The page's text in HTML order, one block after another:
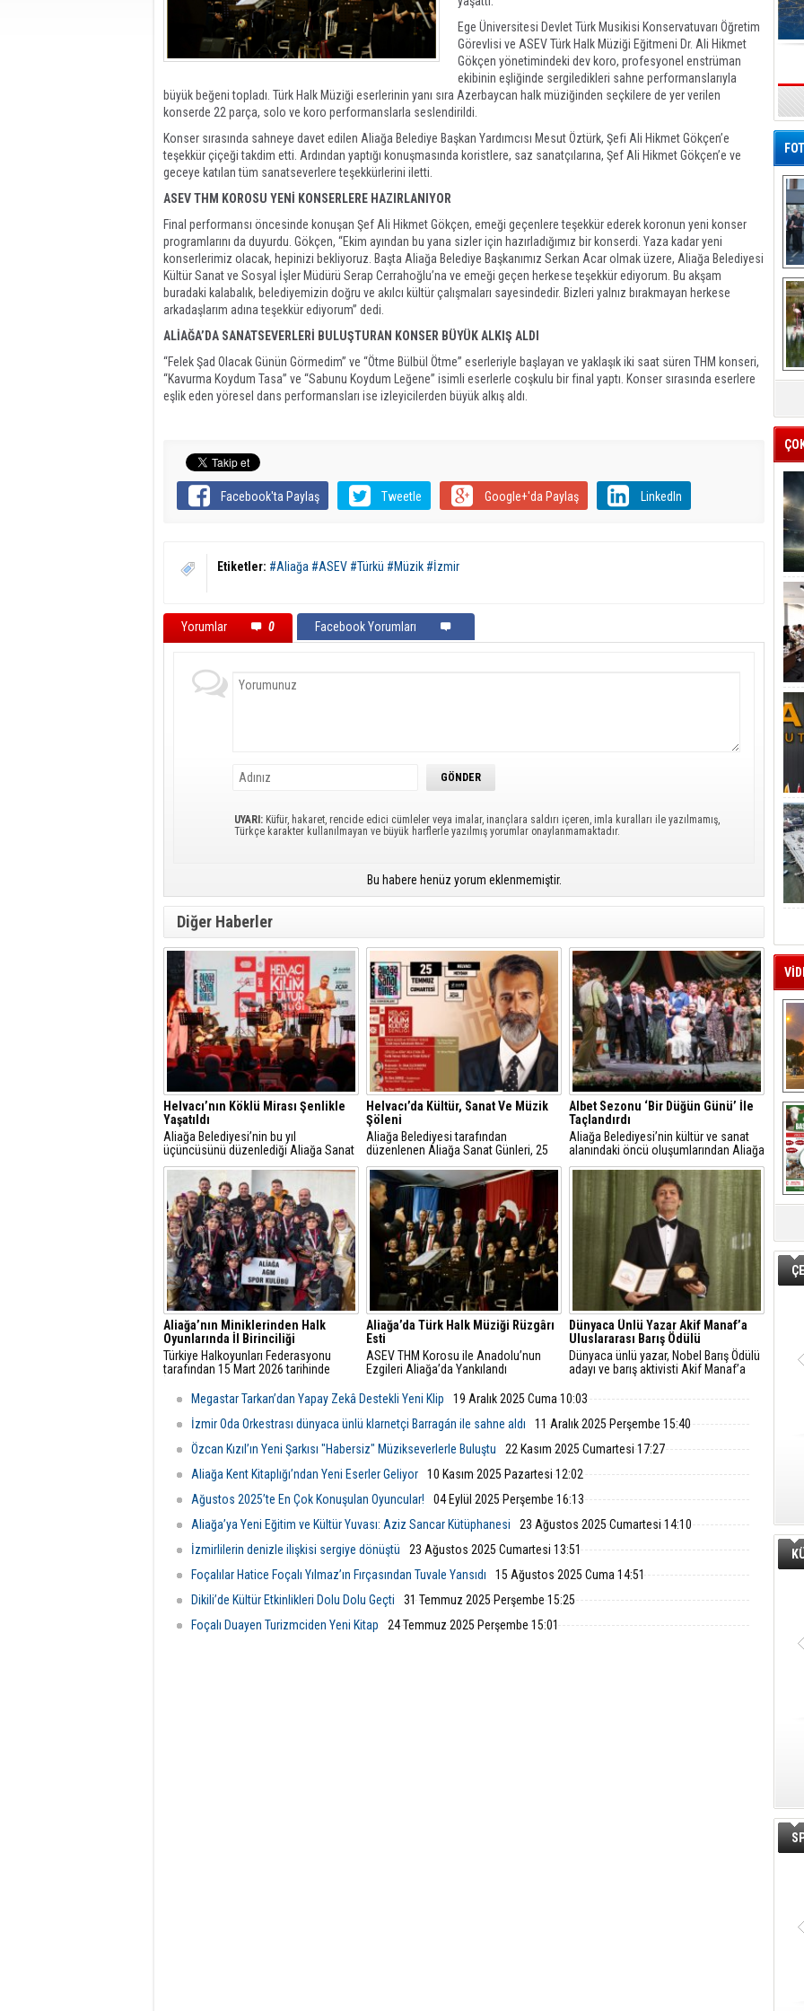
Ege Üniversitesi Devlet Türk Musikisi Konservatuvarı Öğretim
Görevlisi ve ASEV Türk Halk Müziği Eğitmeni Dr. Ali Hikmet
Gökçen yönetimindeki dev koro, profesyonel enstrüman
ekibinin eşliğinde sergiledikleri sahne performanslarıyla
büyük beğeni topladı. Türk Halk Müziği eserlerinin yanı sıra Azerbaycan halk müziğinden seçkilere de yer verilen
konserde 22 parça, solo ve koro performanslarla seslendirildi.
Konser sırasında sahneye davet edilen Aliağa Belediye Başkan Yardımcısı Mesut Öztürk, Şefi Ali Hikmet Gökçen’e
teşekkür çiçeği takdim etti. Ardından yaptığı konuşmasında koristlere, saz sanatçılarına, Şef Ali Hikmet Gökçen’e ve
geceye katılan tüm sanatseverlere teşekkürlerini iletti.
ASEV THM KOROSU YENİ KONSERLERE HAZIRLANIYOR
Final performansı öncesinde konuşan Şef Ali Hikmet Gökçen, emeği geçenlere teşekkür ederek koronun yeni konser
programlarını da duyurdu. Gökçen, “Ekim ayından bu yana sizler için hazırladığımız bir konserdi. Yaza kadar yeni
konserlerimiz olacak, hepinizi bekliyoruz. Başta Aliağa Belediye Başkanımız Serkan Acar olmak üzere, Aliağa Belediyesi
Kültür Sanat ve Sosyal İşler Müdürü Serap Cerrahoğlu’na ve emeği geçen herkese teşekkür ediyorum. Bu akşam
buradaki kalabalık, belediyemizin doğru ve akılcı kültür çalışmaları sayesindedir. Bizleri yalnız bırakmayan herkese
arkadaşlarım adına teşekkür ediyorum” dedi.
ALİAĞA’DA SANATSEVERLERİ BULUŞTURAN KONSER BÜYÜK ALKIŞ ALDI
“Felek Şad Olacak Günün Görmedim” ve “Ötme Bülbül Ötme” eserleriyle başlayan ve yaklaşık iki saat süren THM konseri,
“Kavurma Koydum Tasa” ve “Sabunu Koydum Leğene” isimli eserlerle coşkulu bir final yaptı. Konser sırasında eserlere
eşlik eden yöresel dans performansları ise izleyicilerden büyük alkış aldı.
Facebook'ta Paylaş Tweetle Google+'da Paylaş LinkedIn
Etiketler: #Aliağa #ASEV #Türkü #Müzik #İzmir
Yorumlar 0 Facebook Yorumları
UYARI: Küfür, hakaret, rencide edici cümleler veya imalar, inançlara saldırı içeren, imla kuralları ile yazılmamış,
Türkçe karakter kullanılmayan ve büyük harflerle yazılmış yorumlar onaylanmamaktadır.
Bu habere henüz yorum eklenmemiştir.
Diğer Haberler
Helvacı’nın Köklü Mirası Şenlikle
Yaşatıldı
Aliağa Belediyesi’nin bu yıl
üçüncüsünü düzenlediği Aliağa Sanat
Günleri, Helvacı Kilim ve Kültür Şenliği
ile Helvacı’da renkli bir güne sahne
oldu.
Helvacı’da Kültür, Sanat Ve Müzik
Şöleni
Aliağa Belediyesi tarafından
düzenlenen Aliağa Sanat Günleri, 25
Temmuz Cumartesi günü Helvacı’da
birbirinden renkli etkinliklerle devam
edecek.
Albet Sezonu ‘Bir Düğün Günü’ İle
Taçlandırdı
Aliağa Belediyesi’nin kültür ve sanat
alanındaki öncü oluşumlarından Aliağa
Belediye Tiyatrosu (ALBET), Aliağa
Belediyesi Sanatevi (ASEV) yıl sonu
etkinlikleri kapsamında sahnelediği “Bir
Düğün Günü” adlı oyunla
tiyatroseverlere unutulmaz bir gece
Aliağa’nın Miniklerinden Halk
Oyunlarında İl Birinciliği
Türkiye Halkoyunları Federasyonu
tarafından 15 Mart 2026 tarihinde
Müsabakalarında Aliağa Belediyesi
Gençlik Merkezi Spor Kulübü önemli bir
başarıya imza attı.
Aliağa’da Türk Halk Müziği Rüzgârı
Esti
ASEV THM Korosu ile Anadolu’nun
Ezgileri Aliağa’da Yankılandı
Dünyaca Ünlü Yazar Akif Manaf’a
Uluslararası Barış Ödülü
Dünyaca ünlü yazar, Nobel Barış Ödülü
adayı ve barış aktivisti Akif Manaf’a
Assosiasyonu tarafından 2025 yılı
Megastar Tarkan’dan Yapay Zekâ Destekli Yeni Klip
19 Aralık 2025 Cuma 10:03
İzmir Oda Orkestrası dünyaca ünlü klarnetçi Barragán ile sahne aldı
11 Aralık 2025 Perşembe 15:40
Özcan Kızıl’ın Yeni Şarkısı "Habersiz" Müzikseverlerle Buluştu
22 Kasım 2025 Cumartesi 17:27
Aliağa Kent Kitaplığı’ndan Yeni Eserler Geliyor
10 Kasım 2025 Pazartesi 12:02
Ağustos 2025’te En Çok Konuşulan Oyuncular!
04 Eylül 2025 Perşembe 16:13
Aliağa’ya Yeni Eğitim ve Kültür Yuvası: Aziz Sancar Kütüphanesi
23 Ağustos 2025 Cumartesi 14:10
İzmirlilerin denizle ilişkisi sergiye dönüştü
23 Ağustos 2025 Cumartesi 13:51
Foçalılar Hatice Foçalı Yılmaz’ın Fırçasından Tuvale Yansıdı
15 Ağustos 2025 Cuma 14:51
Dikili’de Kültür Etkinlikleri Dolu Dolu Geçti
31 Temmuz 2025 Perşembe 15:25
Foçalı Duayen Turizmciden Yeni Kitap
24 Temmuz 2025 Perşembe 15:01